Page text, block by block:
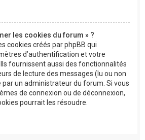
les cookies du forum » ?
cookies créés par phpBB qui
d’authentification et votre
fournissent aussi des fonctionnalités
de lecture des messages (lu ou non
par un administrateur du forum. Si vous
de connexion ou de déconnexion,
pourrait les résoudre.